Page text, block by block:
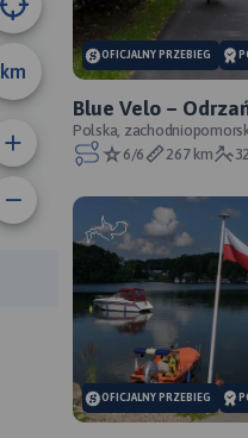
km
trasy:
OFICJALNY PRZEBIEG
Blue Velo –
Rowerowa -
Polska,
6/6
267 km
OFICJALNY PRZEBIEG